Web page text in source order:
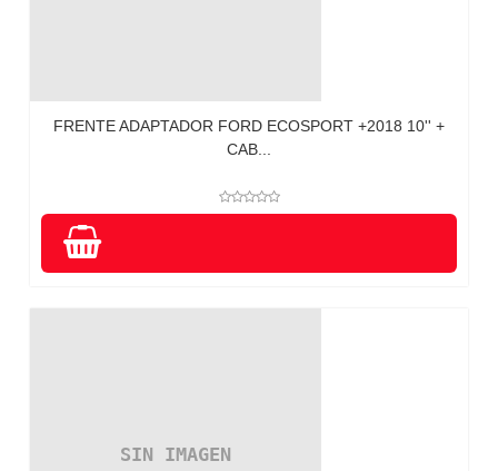
FRENTE ADAPTADOR FORD ECOSPORT +2018 10'' +
CAB...